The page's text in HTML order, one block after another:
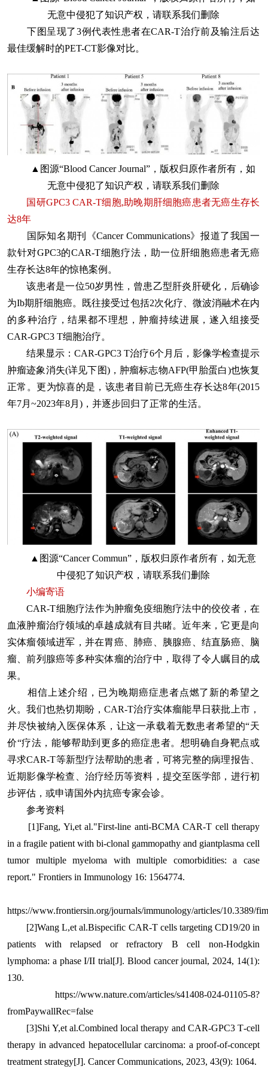
无意中侵犯了知识产权，请联系我们删除
下图呈现了3例代表性患者在CAR-T治疗前及输注后达
最佳缓解时的PET-CT影像对比。
▲图源“Blood Cancer Journal”，版权归原作者所有，如
无意中侵犯了知识产权，请联系我们删除
国研GPC3 CAR-T细胞,助晚期肝细胞癌患者无癌生存长
达8年
国际知名期刊《Cancer Communications》报道了我国一
款针对GPC3的CAR-T细胞疗法，助一位肝细胞癌患者无癌
生存长达8年的惊艳案例。
该患者是一位50岁男性，曾患乙型肝炎肝硬化，后确诊
为Ib期肝细胞癌。既往接受过包括2次化疗、微波消融术在内
的多种治疗，结果都不理想，肿瘤持续进展，遂入组接受
CAR-GPC3 T细胞治疗。
结果显示：CAR-GPC3 T治疗6个月后，影像学检查提示
肿瘤迹象消失(详见下图)，肿瘤标志物AFP(甲胎蛋白)也恢复
正常。更为惊喜的是，该患者目前已无癌生存长达8年(2015
年7月~2023年8月)，并逐步回归了正常的生活。
▲图源“Cancer Commun”，版权归原作者所有，如无意
中侵犯了知识产权，请联系我们删除
小编寄语
CAR-T细胞疗法作为肿瘤免疫细胞疗法中的佼佼者，在
血液肿瘤治疗领域的卓越成就有目共睹。近年来，它更是向
实体瘤领域进军，并在胃癌、肺癌、胰腺癌、结直肠癌、脑
瘤、前列腺癌等多种实体瘤的治疗中，取得了令人瞩目的成
果。
相信上述介绍，已为晚期癌症患者点燃了新的希望之
火。我们也热切期盼，CAR-T治疗实体瘤能早日获批上市，
并尽快被纳入医保体系，让这一承载着无数患者希望的“天
价“疗法，能够帮助到更多的癌症患者。想明确自身靶点或
寻求CAR-T等新型疗法帮助的患者，可将完整的病理报告、
近期影像学检查、治疗经历等资料，提交至医学部，进行初
步评估，或申请国外内抗癌专家会诊。
参考资料
[1]Fang, Yi,et al."First-line anti-BCMA CAR-T cell therapy
in a fragile patient with bi-clonal gammopathy and giantplasma cell
tumor multiple myeloma with multiple comorbidities: a case
report." Frontiers in Immunology 16: 1564774.
https://www.frontiersin.org/journals/immunology/articles/10.3389/
[2]Wang L,et al.Bispecific CAR-T cells targeting CD19/20 in
patients with relapsed or refractory B cell non-Hodgkin
lymphoma: a phase I/II trial[J]. Blood cancer journal, 2024, 14(1):
130.
https://www.nature.com/articles/s41408-024-01105-8?
fromPaywallRec=false
[3]Shi Y,et al.Combined local therapy and CAR‐GPC3 T‐cell
therapy in advanced hepatocellular carcinoma: a proof‐of‐concept
treatment strategy[J]. Cancer Communications, 2023, 43(9): 1064.